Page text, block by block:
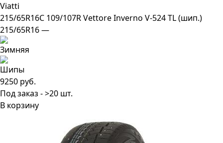
Viatti
215/65R16C 109/107R Vettore Inverno V-524 TL (шип.)
215/65R16 —
9250 руб.
Под заказ - >20 шт.
В корзину